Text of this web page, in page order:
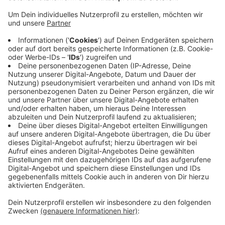
Anzeige
Spielerisch sollen so Vorschulkinder mit Schwächen
gefördert werden. Damit das Projekt auch im
nächsten Kindergartenjahr fortgesetzt und weiter
kostenlos angeboten werden kann, wird gerade nach
neuen Fördergeldern gesucht. Bis zum Sommer ist die
Finanzierung noch durch eine Stiftung sichergestellt.
Seit dem Start vor zwei Jahren haben in Rheydt mehr
als 80 Vorschulkinder vom Programm "Maxikinder"
profitiert, so die Stadt. Sie erhält bei dem Projekt
Unterstützung von der Hochschule Niederrhein.
Anzeige